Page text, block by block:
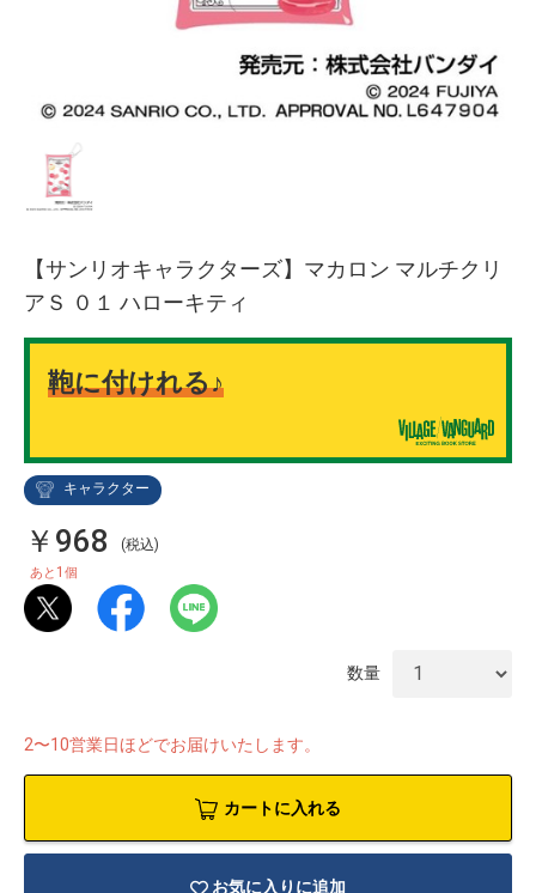
キャラクター
【サンリオキャラクターズ】マカロン マルチクリ
アＳ ０１ ハローキティ
鞄に付けれる♪
￥968 (税込)
あと 1 個
数量
2〜10営業日ほどでお届けいたします。
カートに入れる
お気に入りに追加